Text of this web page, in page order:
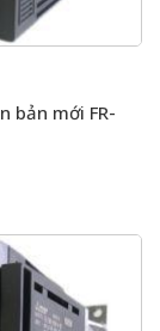
bản mới FR-